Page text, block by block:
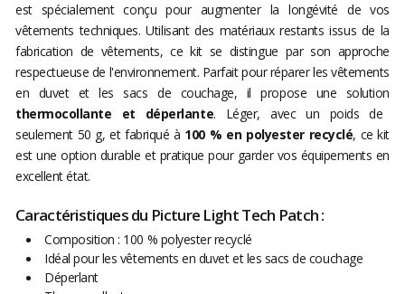
est spécialement conçu pour augmenter la longévité de vos
vêtements techniques. Utilisant des matériaux restants issus de la
fabrication de vêtements, ce kit se distingue par son approche
respectueuse de l'environnement. Parfait pour réparer les vêtements
en duvet et les sacs de couchage, il propose une solution
thermocollante et déperlante. Léger, avec un poids de
seulement 50 g, et fabriqué à 100 % en polyester recyclé, ce kit
est une option durable et pratique pour garder vos équipements en
excellent état.
Caractéristiques du Picture Light Tech Patch :
Composition : 100 % polyester recyclé
Idéal pour les vêtements en duvet et les sacs de couchage
Déperlant